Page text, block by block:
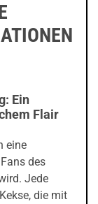
Ein
Flair
eine
des
Jede
die mit